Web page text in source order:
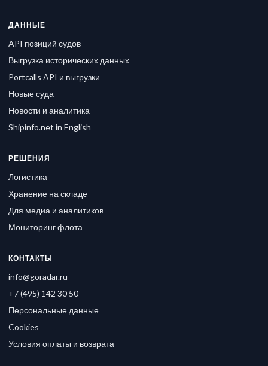
ДАННЫЕ
API позиций судов
Выгрузка исторических данных
Portcalls API и выгрузки
Новые суда
Новости и аналитика
Shipinfo.net in English
РЕШЕНИЯ
Логистика
Хранение на складе
Для медиа и аналитиков
Мониторинг флота
КОНТАКТЫ
info@goradar.ru
+7 (495) 142 30 50
Персональные данные
Cookies
Условия оплаты и возврата